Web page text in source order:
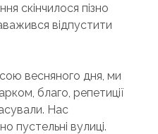
скінчилося пізно
відпустити
весняного дня, ми
благо, репетиції
Нас
пустельні вулиці.